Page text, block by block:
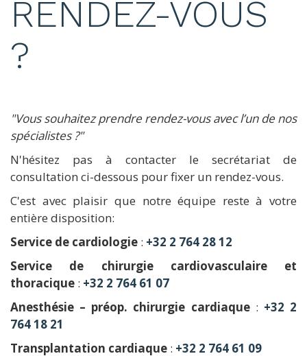
RENDEZ-VOUS
?
"Vous souhaitez prendre rendez-vous avec l’un de nos
spécialistes ?"
N'hésitez pas à contacter le secrétariat de
consultation ci-dessous pour fixer un rendez-vous.
C'est avec plaisir que notre équipe reste à votre
entière disposition:
Service de cardiologie : +32 2 764 28 12
Service de chirurgie cardiovasculaire et
thoracique : +32 2 764 61 07
Anesthésie – préop. chirurgie cardiaque: +32 2
764 18 21
Transplantation cardiaque : +32 2 764 61 09